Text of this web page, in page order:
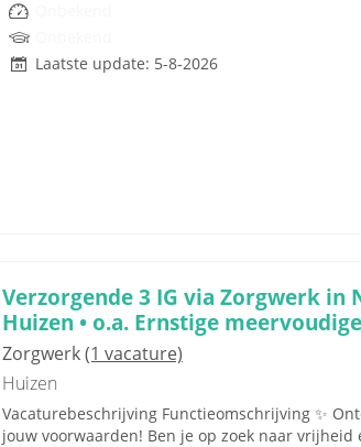
Laatste update: 5-8-2026
Verzorgende 3 IG via Zorgwerk
Huizen • o.a. Ernstige
Zorgwerk(1 vacature)
Huizen
Vacaturebeschrijving Functieomschrijving ✨
jouw voorwaarden! Ben je op zoek naar